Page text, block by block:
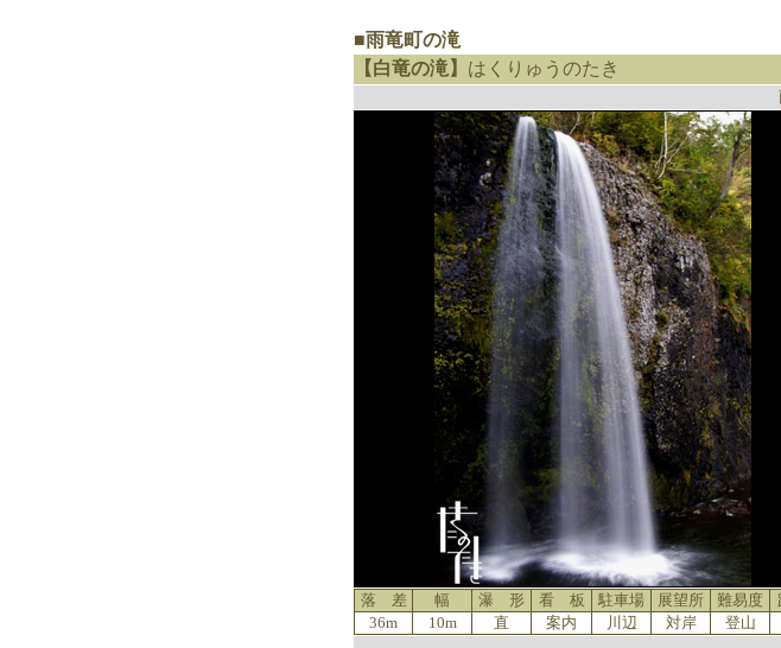
■雨竜町の滝
【白竜の滝】 はくりゅうのたき
落 差 幅 瀑 形 看 板 駐車場 展望所 難易度
36m
10m 直 案内 川辺 対岸 登山